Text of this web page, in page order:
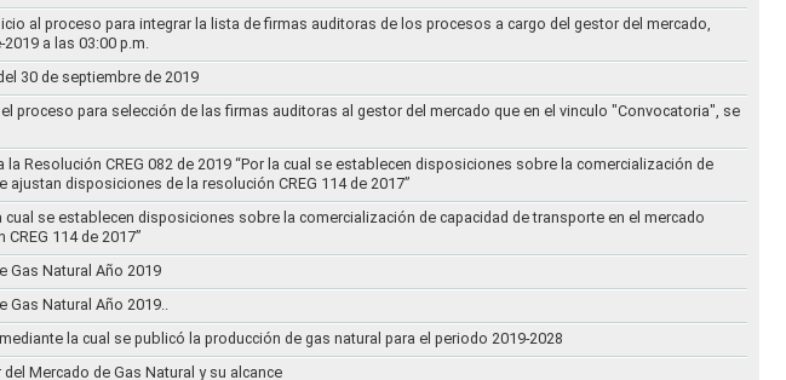
al proceso para integrar la lista de firmas auditoras de los procesos a cargo del gestor del mercado,
a las 03:00 p.m.
30 de septiembre de 2019
proceso para selección de las firmas auditoras al gestor del mercado que en el vinculo "Convocatoria", se
Resolución CREG 082 de 2019 “Por la cual se establecen disposiciones sobre la comercialización de
disposiciones de la resolución CREG 114 de 2017”
se establecen disposiciones sobre la comercialización de capacidad de transporte en el mercado
114 de 2017”
Gas Natural Año 2019
Gas Natural Año 2019..
la cual se publicó la producción de gas natural para el periodo 2019-2028
Mercado de Gas Natural y su alcance